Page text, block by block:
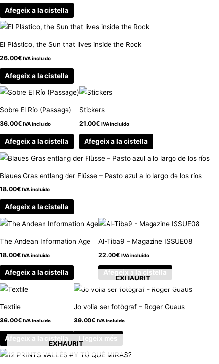
Afegeix a la cistella
El Plástico, the Sun that lives inside the Rock
26.00€ IVA incluido
Afegeix a la cistella
Sobre El Río (Passage)
36.00€ IVA incluido
Afegeix a la cistella
Stickers
21.00€ IVA incluido
Afegeix a la cistella
Blaues Gras entlang der Flüsse – Pasto azul a lo largo de los ríos
18.00€ IVA incluido
Afegeix a la cistella
The Andean Information Age
18.00€ IVA incluido
Afegeix a la cistella
Al-Tiba9 – Magazine ISSUE08
22.00€ IVA incluido
Afegeix a la cistella
Textile
36.00€ IVA incluido
Afegeix a la cistella
EXHAURIT
Jo volia ser fotògraf – Roger Guaus
39.00€ IVA incluido
Llegeix més
EXHAURIT